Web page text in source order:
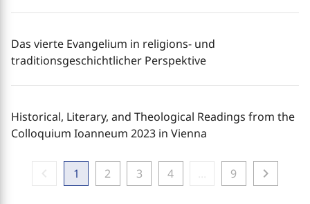
Das vierte Evangelium in religions- und
traditionsgeschichtlicher Perspektive
Historical, Literary, and Theological Readings from the
Colloquium Ioanneum 2023 in Vienna
1 2 3 4 9 chevron_right